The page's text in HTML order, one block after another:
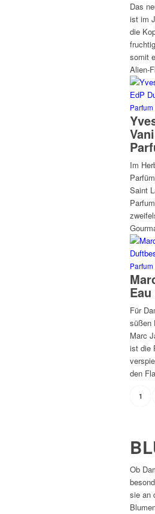
Das
ist im
die
somit
Alien-
Im
Saint
Für
süßen
Marc
ist die
den
1
Ob
sie an